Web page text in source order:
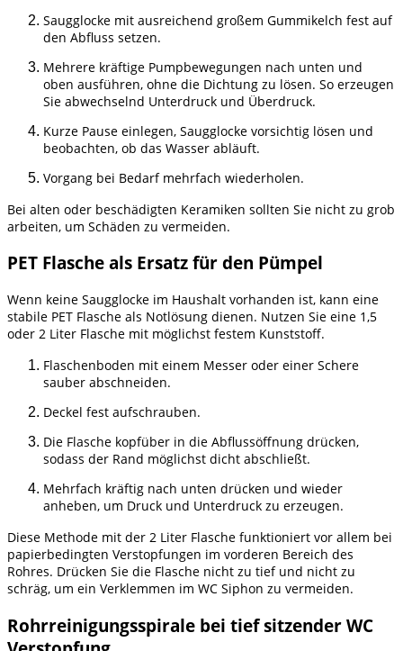
Saugglocke mit ausreichend großem Gummikelch fest auf
den Abfluss setzen.
Mehrere kräftige Pumpbewegungen nach unten und
oben ausführen, ohne die Dichtung zu lösen. So erzeugen
Sie abwechselnd Unterdruck und Überdruck.
Kurze Pause einlegen, Saugglocke vorsichtig lösen und
beobachten, ob das Wasser abläuft.
Vorgang bei Bedarf mehrfach wiederholen.
Bei alten oder beschädigten Keramiken sollten Sie nicht zu grob
arbeiten, um Schäden zu vermeiden.
PET Flasche als Ersatz für den Pümpel
Wenn keine Saugglocke im Haushalt vorhanden ist, kann eine
stabile PET Flasche als Notlösung dienen. Nutzen Sie eine 1,5
oder 2 Liter Flasche mit möglichst festem Kunststoff.
Flaschenboden mit einem Messer oder einer Schere
sauber abschneiden.
Deckel fest aufschrauben.
Die Flasche kopfüber in die Abflussöffnung drücken,
sodass der Rand möglichst dicht abschließt.
Mehrfach kräftig nach unten drücken und wieder
anheben, um Druck und Unterdruck zu erzeugen.
Diese Methode mit der 2 Liter Flasche funktioniert vor allem bei
papierbedingten Verstopfungen im vorderen Bereich des
Rohres. Drücken Sie die Flasche nicht zu tief und nicht zu
schräg, um ein Verklemmen im WC Siphon zu vermeiden.
Rohrreinigungsspirale bei tief sitzender WC